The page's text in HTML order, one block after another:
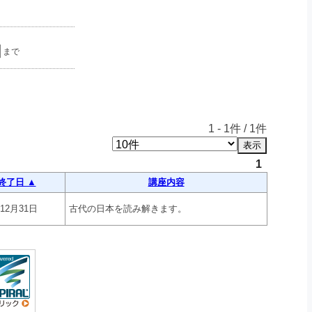
まで
1 - 1件 / 1件
1
了日 ▲ 講座内容
月31日 古代の日本を読み解きます。